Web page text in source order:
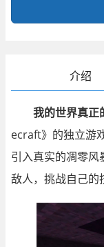
介绍
我的世界真正
ecraft》的独立游
引入真实的凋零
敌人，挑战自己的